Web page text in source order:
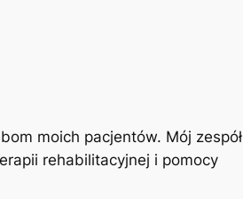
moich pacjentów. Mój zespół
rehabilitacyjnej i pomocy